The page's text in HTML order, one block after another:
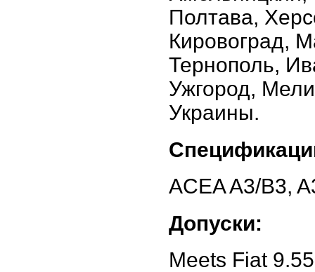
Полтава,
Кировоград,
Тернополь,
Ужгород,
Украины.
ACEA A3/B3,
Допуски:
Meets Fiat